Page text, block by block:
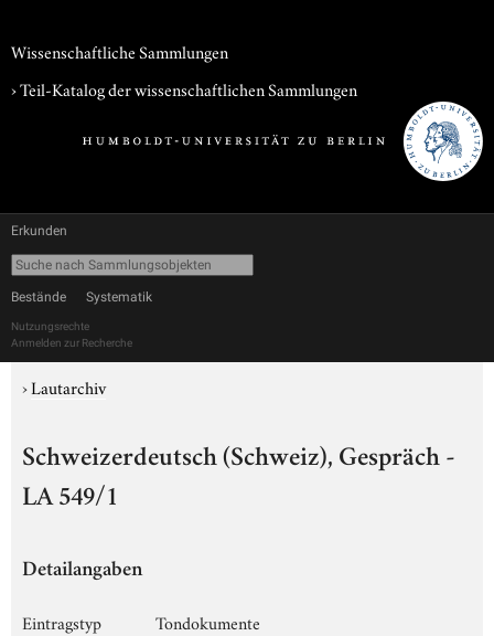
Wissenschaftliche Sammlungen
› Teil-Katalog der wissenschaftlichen Sammlungen
Erkunden
Bestände Systematik
Nutzungsrechte
Anmelden zur Recherche
›Lautarchiv
Schweizerdeutsch (Schweiz), Gespräch -
LA 549/1
Detailangaben
Eintragstyp
Tondokumente